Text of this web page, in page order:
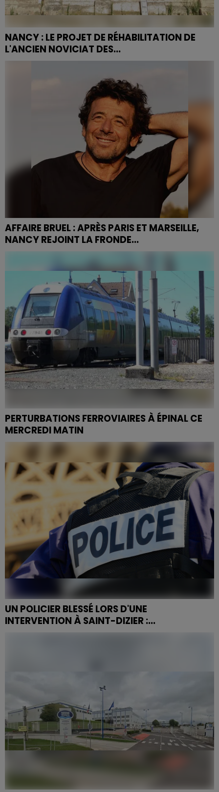
NANCY : LE PROJET DE RÉHABILITATION DE
L'ANCIEN NOVICIAT DES...
Le Conseil d'État a refusé d'examiner le pourvoi de
dernier obstacle juridique à la...
AFFAIRE BRUEL : APRÈS PARIS ET MARSEILLE,
NANCY REJOINT LA FRONDE...
Le maire socialiste de Nancy, Mathieu Klein, a pris
position ce mercredi sur les réseaux sociaux contre le
maintien des concerts de Patrick Bruel, dont celui...
PERTURBATIONS FERROVIAIRES À ÉPINAL CE
MERCREDI MATIN
Les voyageurs sont invités à consulter l'application ou
le site SNCF TER Grand Est pour connaître les
dernières mises à jour avant de se déplacer.
UN POLICIER BLESSÉ LORS D'UNE
INTERVENTION À SAINT-DIZIER :...
Un policier blessé au couteau lors d'une intervention